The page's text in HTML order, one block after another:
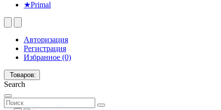
★Primal
Авторизация
Регистрация
Избранное (0)
Товаров:
Search